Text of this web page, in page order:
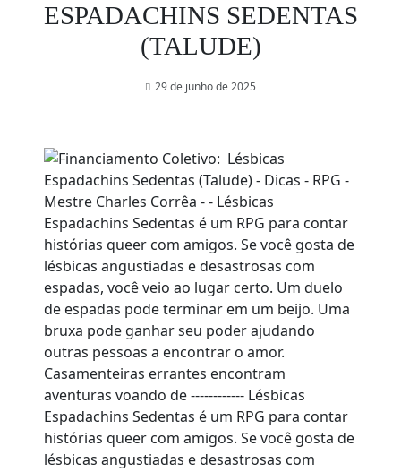
ESPADACHINS SEDENTAS
(TALUDE)
29 de junho de 2025